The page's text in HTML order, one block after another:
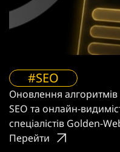
#SEO
Оновлення
SEO та онлайн-
спеціалістів Golden-
Перейти